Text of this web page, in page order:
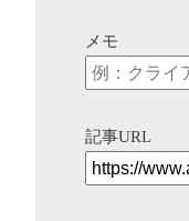
メモ
記事URL